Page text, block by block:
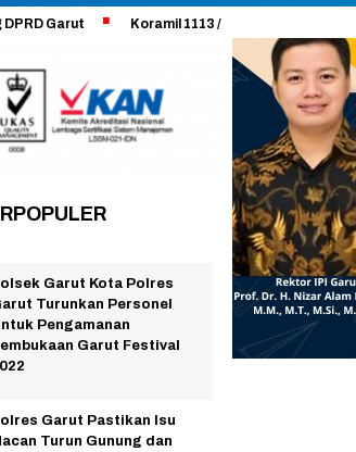
Koramil 1113 /Bayongbong Uji Coba
Garut Kota Polres
Turunkan Personel
Pengamanan
Garut Festival
Garut Pastikan Isu
Turun Gunung dan